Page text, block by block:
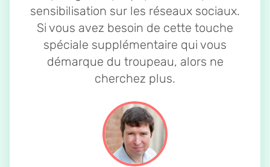
sensibilisation sur les réseaux sociaux.
Si vous avez besoin de cette touche
spéciale supplémentaire qui vous
démarque du troupeau, alors ne
cherchez plus.